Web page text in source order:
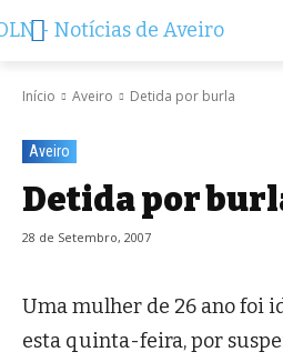
Início Aveiro Detida por burla
Aveiro
Detida por
28 de Setembro, 2007
Uma mulher de 26 ano foi
esta quinta-feira, por